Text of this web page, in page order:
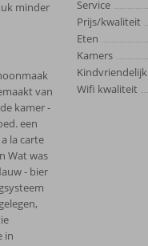
minder
van
kamer -
een
la carte
Wat was
- bier
in
Service
Prijs/kwaliteit
Eten
Kamers
Kindvriendelijk
Wifi kwaliteit